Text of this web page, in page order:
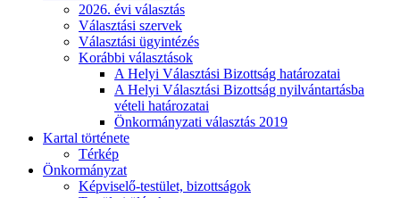
2026. évi választás
Választási szervek
Választási ügyintézés
Korábbi választások
A Helyi Választási Bizottság határozatai
A Helyi Választási Bizottság nyilvántartásba
vételi határozatai
Önkormányzati választás 2019
Kartal története
Térkép
Önkormányzat
Képviselő-testület, bizottságok